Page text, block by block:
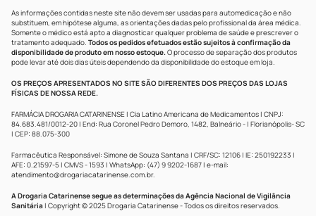
As informações contidas neste site não devem ser usadas para automedicação e não
substituem, em hipótese alguma, as orientações dadas pelo profissional da área médica.
Somente o médico está apto a diagnosticar qualquer problema de saúde e prescrever o
tratamento adequado. Todos os pedidos efetuados estão sujeitos à confirmação da
disponibilidade de produto em nosso estoque.O processo de separação dos produtos
pode levar até dois dias úteis dependendo da disponibilidade do estoque em loja.
OS PREÇOS APRESENTADOS NO SITE SÃO DIFERENTES DOS PREÇOS DAS LOJAS
FÍSICAS DE NOSSA REDE.
FARMÁCIA DROGARIA CATARINENSE | Cia Latino Americana de Medicamentos | CNPJ:
84.683.481/0012-20 | End: Rua Coronel Pedro Demoro, 1482, Balneário - | Florianópolis- SC
| CEP: 88.075-300
Farmacêutica Responsável: Simone de Souza Santana | CRF/SC: 12106 | IE: 250192233 |
AFE: 0.21597-5 | CMVS - 1593 | WhatsApp: (47) 9 9202-1687 | e-mail:
atendimento@drogariacatarinense.com.br.
A Drogaria Catarinense segue as determinações da Agência Nacional de Vigilância
Sanitária | Copyright © 2025 Drogaria Catarinense - Todos os direitos reservados.